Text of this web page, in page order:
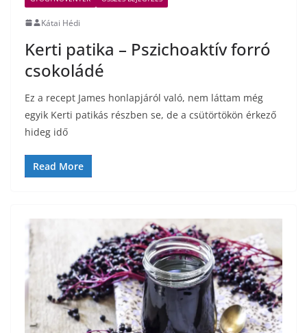
Kátai Hédi
Kerti patika – Pszichoaktív forró
csokoládé
Ez a recept James honlapjáról való, nem láttam még
egyik Kerti patikás részben se, de a csütörtökön érkező
hideg idő
Read More